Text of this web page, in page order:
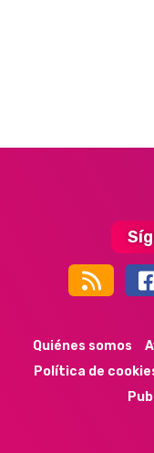
Quiénes somos
Política de